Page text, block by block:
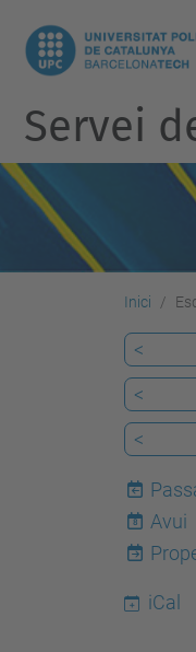
Servei
Inici
<
<
<
8
Avui
iCal